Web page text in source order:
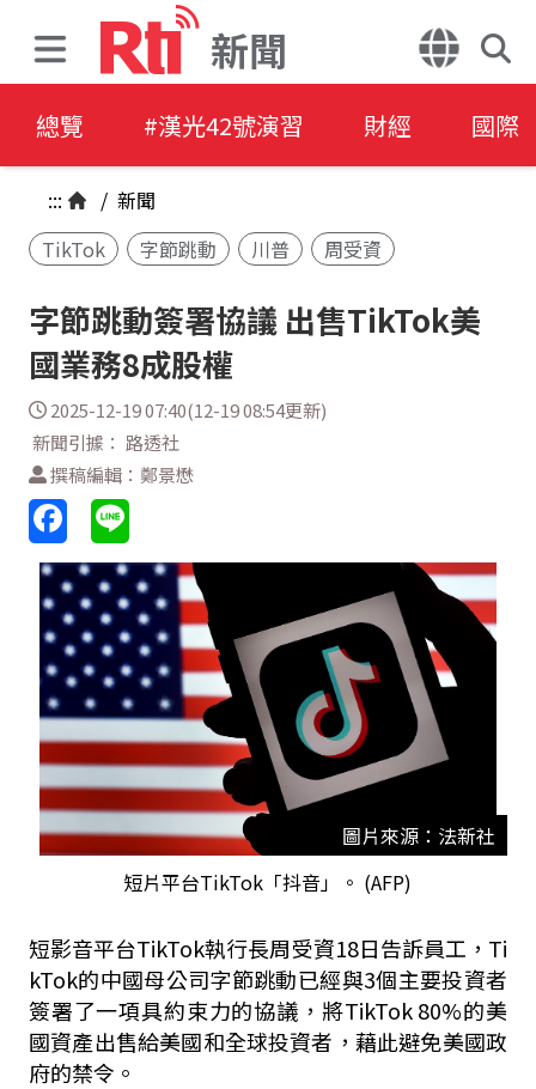
新聞
總覽 #漢光42號演習 財經 國際
::: / 新聞
TikTok
字節跳動 川普 周受資
字節跳動簽署協議 出售TikTok美
國業務8成股權
2025-12-19 07:40(12-19 08:54更新)
新聞引據： 路透社
撰稿編輯：鄭景懋
圖片來源：法新社
短片平台TikTok「抖音」。 (AFP)
短影音平台TikTok執行長周受資18日告訴員工，Ti
kTok的中國母公司字節跳動已經與3個主要投資者
簽署了一項具約束力的協議，將TikTok 80%的美
國資產出售給美國和全球投資者，藉此避免美國政
府的禁令。